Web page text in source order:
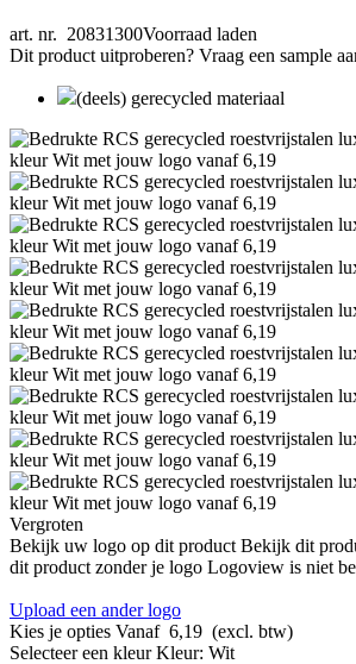
art. nr. 20831300Voorraad laden
Dit product uitproberen? Vraag een sample
(deels) gerecycled materiaal
Vergroten
Bekijk uw logo op dit product Bekijk dit
dit product zonder je logo Logoview is niet
Upload een ander logo
Kies je opties Vanaf 6,19 (excl. btw)
Selecteer een kleur Kleur: Wit